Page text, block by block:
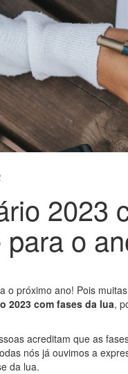
2023
o
o próximo ano! Pois
2023 com fases da lua,
acreditam que as
nós já ouvimos a
da lua.